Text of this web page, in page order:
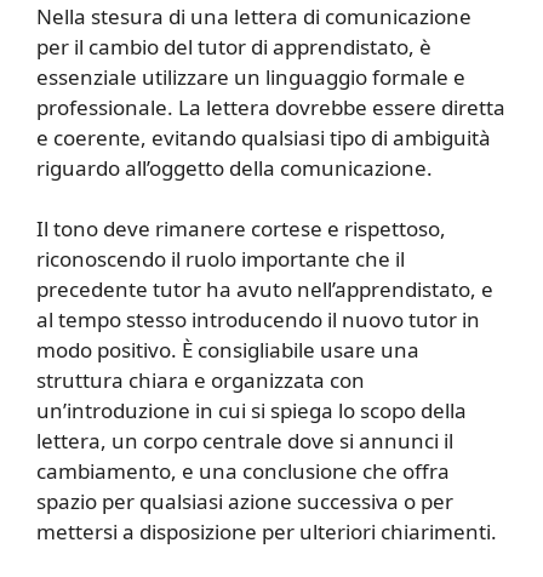
Nella stesura di una lettera di comunicazione
per il cambio del tutor di apprendistato, è
essenziale utilizzare un linguaggio formale e
professionale. La lettera dovrebbe essere diretta
e coerente, evitando qualsiasi tipo di ambiguità
riguardo all’oggetto della comunicazione.
Il tono deve rimanere cortese e rispettoso,
riconoscendo il ruolo importante che il
precedente tutor ha avuto nell’apprendistato, e
al tempo stesso introducendo il nuovo tutor in
modo positivo. È consigliabile usare una
struttura chiara e organizzata con
un’introduzione in cui si spiega lo scopo della
lettera, un corpo centrale dove si annunci il
cambiamento, e una conclusione che offra
spazio per qualsiasi azione successiva o per
mettersi a disposizione per ulteriori chiarimenti.